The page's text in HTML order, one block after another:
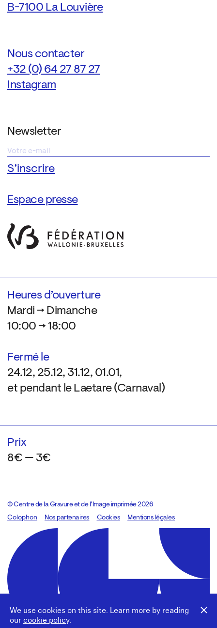
We use cookies on this site. Learn more by reading
our cookie policy.
B-7100 La Louvière
Nous contacter
+32 (0) 64 27 87 27
Instagram
Newsletter
Espace presse
Heures d’ouverture
Mardi → Dimanche
10:00 → 18:00
Fermé le
24.12, 25.12, 31.12, 01.01,
et pendant le Laetare (Carnaval)
Prix
8€ — 3€
© Centre de la Gravure et de l’Image imprimée 2026
Colophon
Design:Marcel Kaczmarek, code:8080.studio
Nos partenaires Cookies Mentions légales